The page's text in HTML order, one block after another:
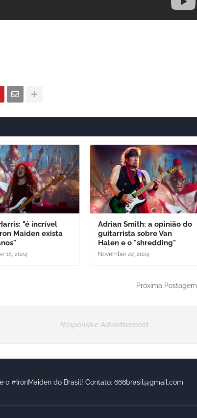
"é incrível
Maiden exista
18, 2024
Adrian Smith: a opinião do
guitarrista sobre Van
Halen e o "shredding"
November 22, 2024
Próxima Postagem
Responsive Advertisement
o #IronMaiden do Brasil! Contato: 666brasil@gmail.com